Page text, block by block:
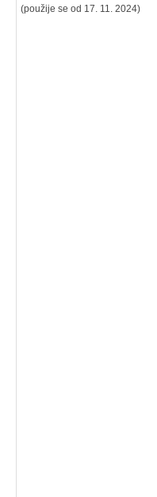
(použije se od 17. 11. 2024)